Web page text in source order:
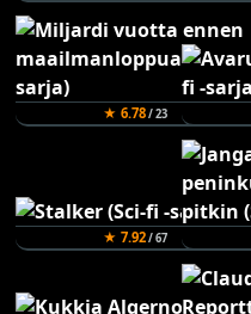
★ 6.78/ 23
★ 7.92/ 67